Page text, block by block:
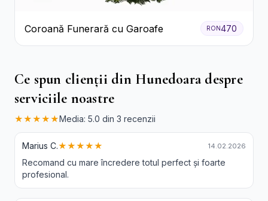
Coroană Funerară cu Garoafe RON 470
Ce spun clienții din Hunedoara despre
serviciile noastre
★★★★★Media: 5.0 din 3 recenzii
Marius C.★★★★★ 14.02.2026
Recomand cu mare încredere totul perfect și foarte
profesional.